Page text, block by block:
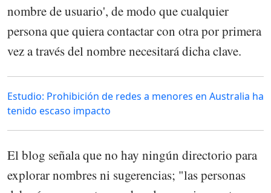
nombre de usuario', de modo que cualquier
persona que quiera contactar con otra por primera
vez a través del nombre necesitará dicha clave.
Estudio: Prohibición de redes a menores en Australia ha
tenido escaso impacto
El blog señala que no hay ningún directorio para
explorar nombres ni sugerencias; "las personas